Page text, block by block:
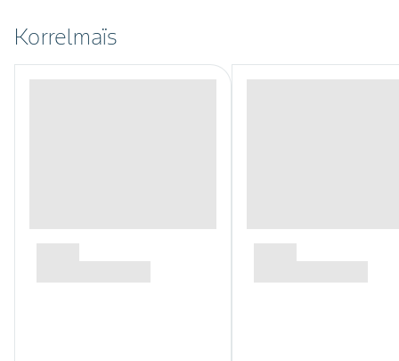
Korrelmaïs